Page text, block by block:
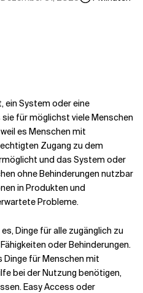
ein System oder eine
für möglichst viele Menschen
es Menschen mit
Zugang zu dem
und das System oder
ohne Behinderungen nutzbar
in Produkten und
Probleme.
Dinge für alle zugänglich zu
oder Behinderungen.
für Menschen mit
bei der Nutzung benötigen,
Easy Access oder